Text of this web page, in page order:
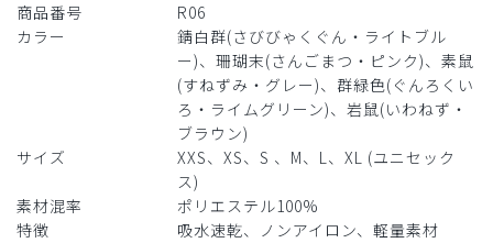
商品番号
R06
カラー
錆白群(さびびゃくぐん・ライトブル
ー)、珊瑚末(さんごまつ・ピンク)、素鼠
(すねずみ・グレー)、群緑色(ぐんろくい
ろ・ライムグリーン)、岩鼠(いわねず・
ブラウン)
サイズ
XXS、XS、S 、M、L、XL (ユニセック
ス)
素材混率
ポリエステル100%
特徴
吸水速乾、ノンアイロン、軽量素材